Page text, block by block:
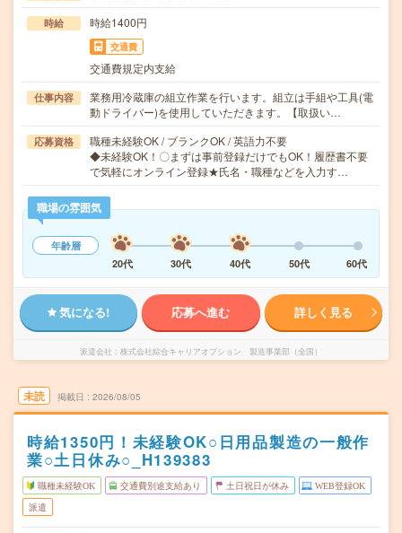
時給 時給1400円
交通費
交通費規定内支給
仕事内容
業務用冷蔵庫の組立作業を行います。組立は手組や工具(電
動ドライバー)を使用していただきます。【取扱い…
応募資格
職種未経験OK / ブランクOK / 英語力不要
◆未経験OK！〇まずは事前登録だけでもOK！履歴書不要
で気軽にオンライン登録★氏名・職種などを入力す…
職場の雰囲気
年齢層
20代
30代 40代 50代 60代
気になる! 応募へ進む 詳しく見る
派遣会社 株式会社綜合キャリアオプション 製造事業部（全国）
未読 掲載日 2026/08/05
時給1350円！未経験OK○日用品製造の一般作
業○土日休み○_H139383
職種未経験OK 交通費別途支給あり 土日祝日が休み WEB登録OK
派遣